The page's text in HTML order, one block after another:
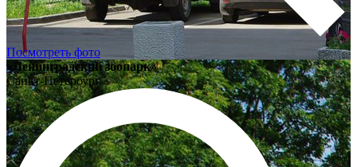
Посмотреть фото
«Ленинградский зоопарк»
Санкт-Петербург